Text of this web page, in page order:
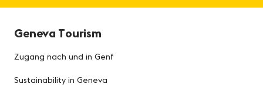
Geneva Tourism
Zugang nach und in Genf
Sustainability in Geneva